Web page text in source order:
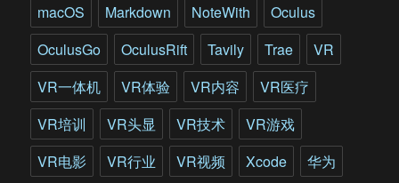
语
言
macOS
Markdown NoteWith
Oculus
OculusGo
OculusRift Tavily Trae
VR
VR一体机
VR体验 VR内容
VR医疗
VR培训
VR头显 VR技术
VR游戏
VR电影
VR行业 VR视频 Xcode
华为